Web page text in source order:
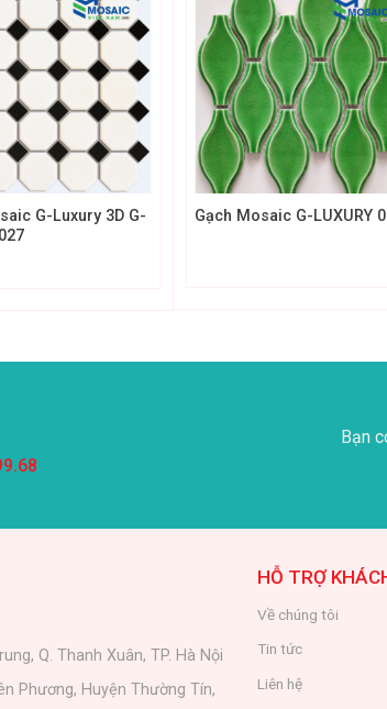
G-Luxury 3D G-
Gạch Mosaic G-LUXURY
Bạn
Q. Thanh Xuân, TP. Hà Nội
Phương, Huyện Thường Tín,
HỖ TRỢ
Về chúng tôi
Tin tức
Liên hệ